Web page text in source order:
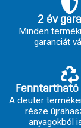
2 év
Minden
garanciát
Fenntartható
A deuter
része
anyagokból